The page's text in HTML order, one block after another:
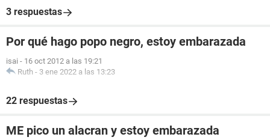
3 respuestas
Por qué hago popo negro, estoy embarazada
isai - 16 oct 2012 a las 19:21
Ruth - 3 ene 2022 a las 13:23
22 respuestas
ME pico un alacran y estoy embarazada